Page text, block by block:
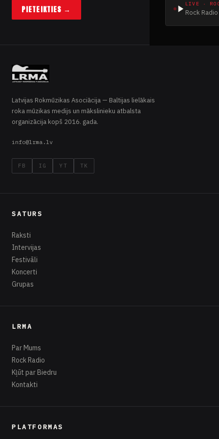
LIVE ·
Rock
PIETEIKTIES →
Latvijas Rokmūzikas Asociācija — Baltijas lielākais
roka mūzikas medijs un mākslinieku atbalsta
organizācija kopš 2016. gada.
info@lrma.lv
FB IG YT TK
SATURS
Raksti
Intervijas
Festivāli
Koncerti
Grupas
LRMA
Par Mums
Rock Radio
Kļūt par Biedru
Kontakti
PLATFORMAS